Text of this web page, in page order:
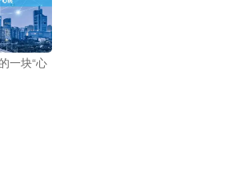
一块“心